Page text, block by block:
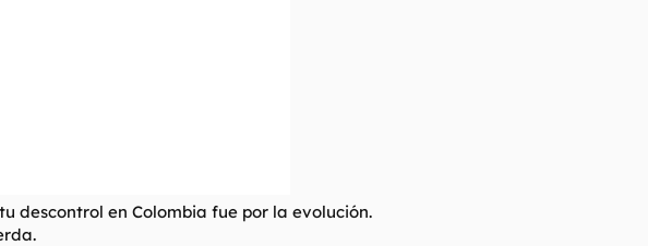
descontrol en Colombia fue por la evolución.